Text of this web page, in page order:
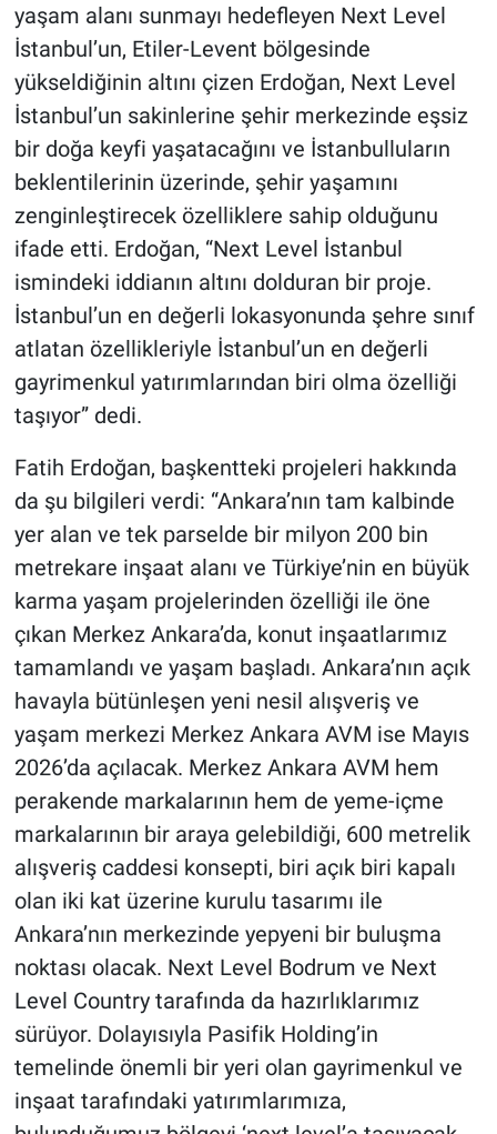
yaşam alanı sunmayı hedefleyen Next Level
İstanbul’un, Etiler-Levent bölgesinde
yükseldiğinin altını çizen Erdoğan, Next Level
İstanbul’un sakinlerine şehir merkezinde eşsiz
bir doğa keyfi yaşatacağını ve İstanbulluların
beklentilerinin üzerinde, şehir yaşamını
zenginleştirecek özelliklere sahip olduğunu
ifade etti. Erdoğan, “Next Level İstanbul
ismindeki iddianın altını dolduran bir proje.
İstanbul’un en değerli lokasyonunda şehre sınıf
atlatan özellikleriyle İstanbul’un en değerli
gayrimenkul yatırımlarından biri olma özelliği
taşıyor” dedi.
Fatih Erdoğan, başkentteki projeleri hakkında
da şu bilgileri verdi: “Ankara’nın tam kalbinde
yer alan ve tek parselde bir milyon 200 bin
metrekare inşaat alanı ve Türkiye’nin en büyük
karma yaşam projelerinden özelliği ile öne
çıkan Merkez Ankara’da, konut inşaatlarımız
tamamlandı ve yaşam başladı. Ankara’nın açık
havayla bütünleşen yeni nesil alışveriş ve
yaşam merkezi Merkez Ankara AVM ise Mayıs
2026’da açılacak. Merkez Ankara AVM hem
perakende markalarının hem de yeme-içme
markalarının bir araya gelebildiği, 600 metrelik
alışveriş caddesi konsepti, biri açık biri kapalı
olan iki kat üzerine kurulu tasarımı ile
Ankara’nın merkezinde yepyeni bir buluşma
noktası olacak. Next Level Bodrum ve Next
Level Country tarafında da hazırlıklarımız
sürüyor. Dolayısıyla Pasifik Holding’in
temelinde önemli bir yeri olan gayrimenkul ve
inşaat tarafındaki yatırımlarımıza,